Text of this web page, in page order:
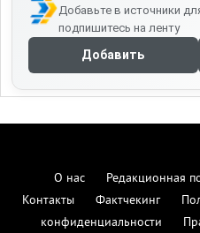
Добавьте в источники
подпишитесь на ленту
Добавить
О нас Редакционная
Контакты
Фактчекинг
конфиденциальности